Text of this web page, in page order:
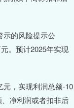
的风险提示公
。预计2025年实现
，实现利润总额-10
净利润或者扣非后